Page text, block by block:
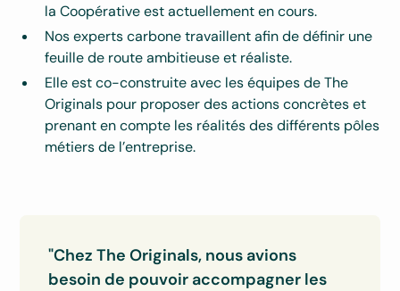
la Coopérative est actuellement en cours.
Nos experts carbone travaillent afin de définir une
feuille de route ambitieuse et réaliste.
Elle est co-construite avec les équipes de The
Originals pour proposer des actions concrètes et
prenant en compte les réalités des différents pôles
métiers de l’entreprise.
"Chez The Originals, nous avions
besoin de pouvoir accompagner les